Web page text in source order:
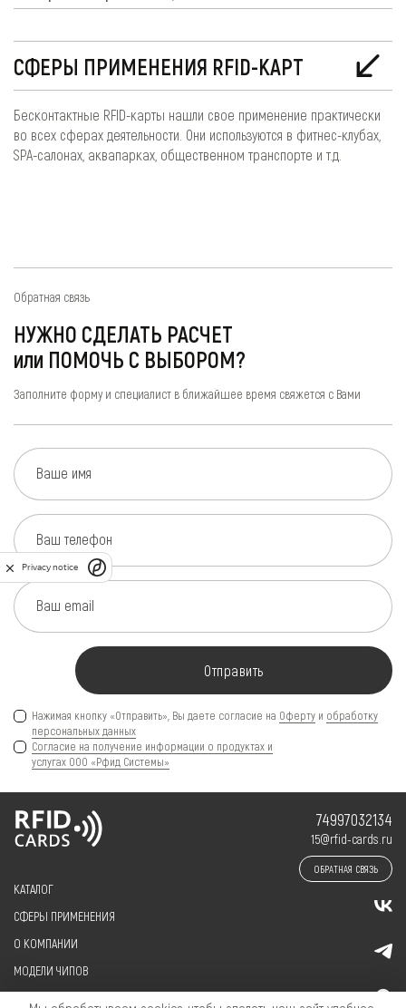
СФЕРЫ ПРИМЕНЕНИЯ RFID-КАРТ
Бесконтактные RFID-карты нашли свое применение практически
во всех сферах деятельности. Они используются в фитнес-клубах,
SPA-салонах, аквапарках, общественном транспорте и т.д.
Обратная связь
НУЖНО СДЕЛАТЬ РАСЧЕТ
или ПОМОЧЬ С ВЫБОРОМ?
Заполните форму и специалист в ближайшее время свяжется с Вами
Ваше имя
Ваш телефон
Ваш email
Отправить
Нажимая кнопку «Отправить», Вы даете согласие на Оферту и обработку
персональных данных
Согласие на получение информации о продуктах и
услугах ООО «Рфид Системы»
КАТАЛОГ
СФЕРЫ ПРИМЕНЕНИЯ
О КОМПАНИИ
МОДЕЛИ ЧИПОВ
74997032134
15@rfid-cards.ru
ОБРАТНАЯ СВЯЗЬ
Privacy notice